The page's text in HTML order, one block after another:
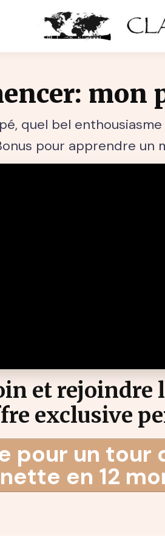
mon
quel bel
pour apprendre un
et rejoindre
exclusive
pour un tour
en 12